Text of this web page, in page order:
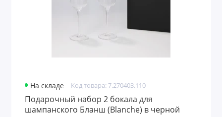
На складе Код товара: 7.270403.110
Подарочный набор 2 бокала для
шампанского Бланш (Blanche) в черной